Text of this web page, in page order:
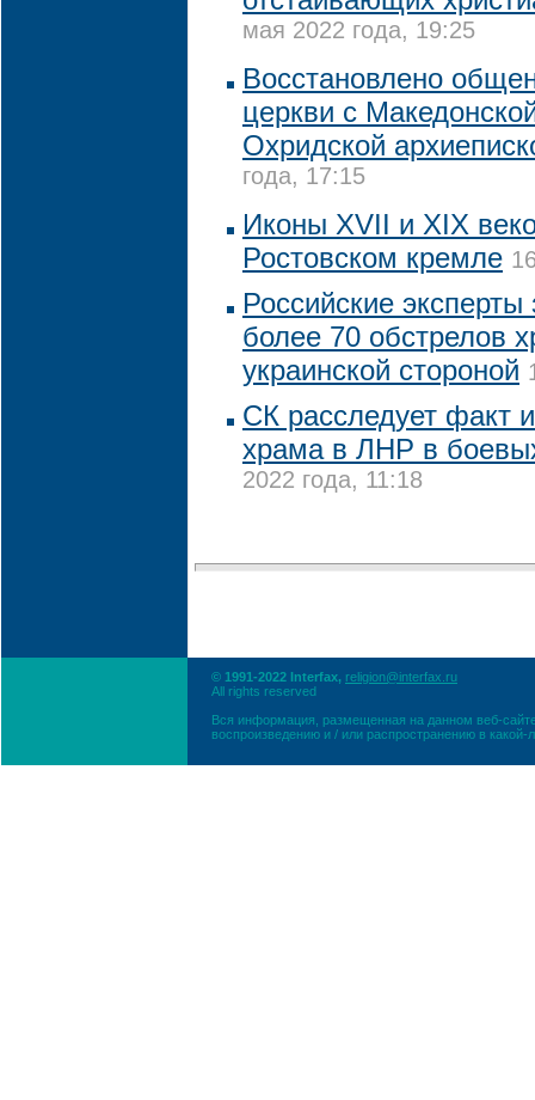
мая 2022 года, 19:25
Восстановлено
церкви с
Охридской
года, 17:15
Иконы XVII и XIX
Ростовском кремле
Российские
более 70 обстрелов
украинской стороной
СК расследует факт
храма в ЛНР в
2022 года, 11:18
© 1991-2022 Interfax, religion@interfax.ru
All rights reserved
Вся информация, размещенная на данном веб-
воспроизведению и / или распространению в